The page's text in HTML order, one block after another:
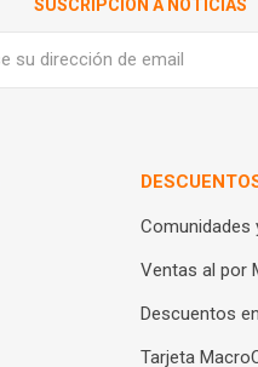
SUSCRIPCIÓN A NOTICIAS
Comunidades
Ventas al por
Descuentos
Tarjeta